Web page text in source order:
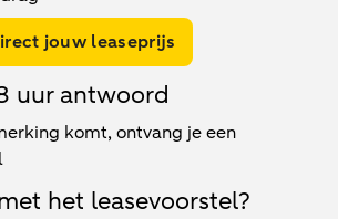
jouw leaseprijs
uur antwoord
komt, ontvang je een
het leasevoorstel?